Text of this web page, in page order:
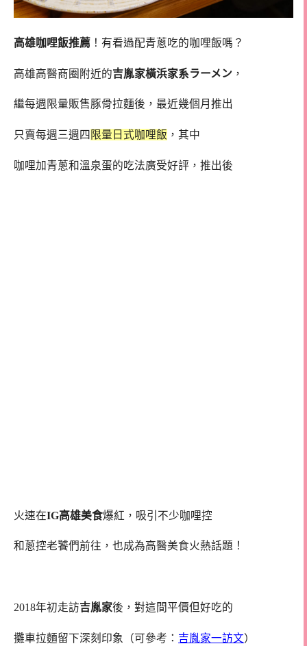
高雄咖哩飯推薦 ！有看過配青蔥吃的咖哩飯嗎？
高雄高醫商圈附近的吉胤家橫浜家系ラーメン ，
繼每週限量販售豚骨拉麵後，最近幾個月推出
只賣每週三週四 限量日式咖哩飯 ，其中
咖哩加青蔥和溫泉蛋的吃法廣受好評，推出後
火速在IG高雄美食爆紅，吸引不少咖哩控
和蔥控老饕們前往，也成為高醫美食火熱話題！
2018年初走訪吉胤家後，對這間平價但好吃的
攤車拉麵留下深刻印象（可參考： 吉胤家一訪文）